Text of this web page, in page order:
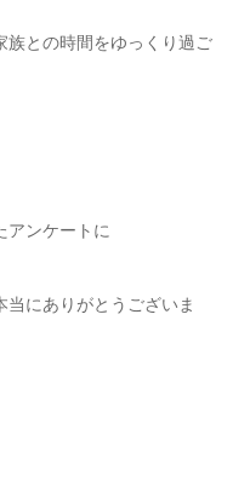
族との時間をゆっくり過ご
アンケートに
にありがとうございま